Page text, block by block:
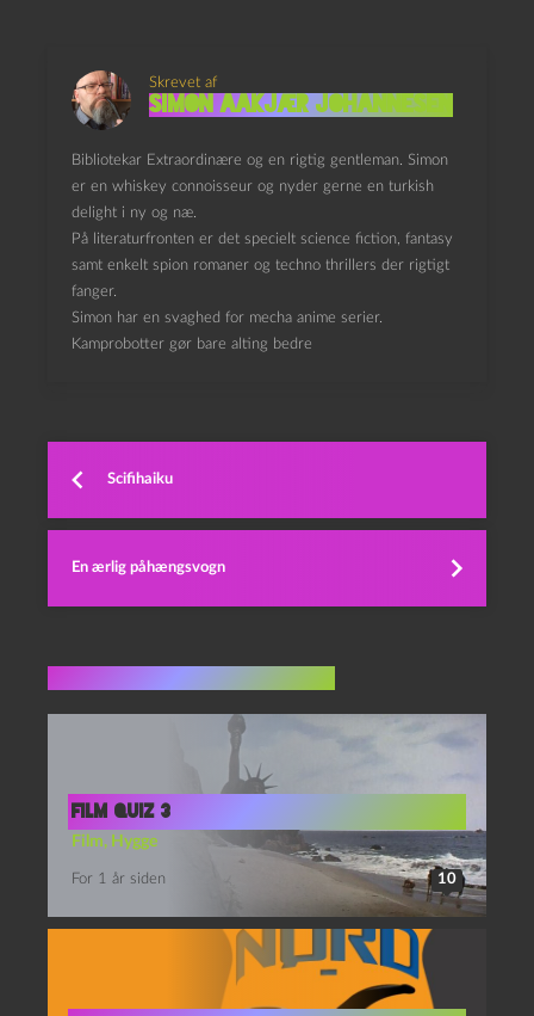
Skrevet af
Simon Aakjær Johannesen
Bibliotekar Extraordinære og en rigtig gentleman. Simon
er en whiskey connoisseur og nyder gerne en turkish
delight i ny og næ.
På literaturfronten er det specielt science fiction, fantasy
samt enkelt spion romaner og techno thrillers der rigtigt
fanger.
Simon har en svaghed for mecha anime serier.
Kamprobotter gør bare alting bedre
Scifihaiku
En ærlig påhængsvogn
film quiz 3
Film, Hygge
For 1 år siden 10